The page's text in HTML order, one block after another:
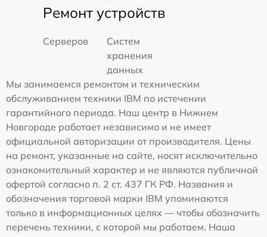
Ремонт устройств
Серверов
Систем
хранения
данных
Мы занимаемся ремонтом и техническим
обслуживанием техники IBM по истечении
гарантийного периода. Наш центр в Нижнем
Новгороде работает независимо и не имеет
официальной авторизации от производителя. Цены
на ремонт, указанные на сайте, носят исключительно
ознакомительный характер и не являются публичной
офертой согласно п. 2 ст. 437 ГК РФ. Названия и
обозначения торговой марки IBM упоминаются
только в информационных целях — чтобы обозначить
перечень техники, с которой мы работаем. Наша